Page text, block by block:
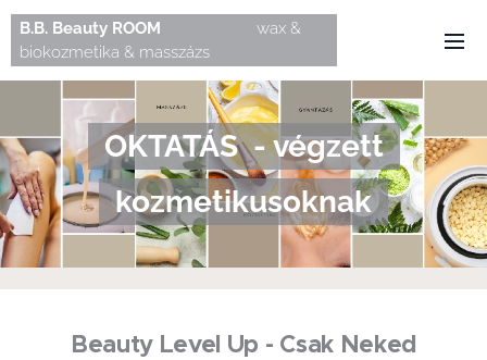
B.B. Beauty ROOM wax &
biokozmetika & masszázs
OKTATÁS - végzett
kozmetikusoknak
Beauty Level Up - Csak Neked